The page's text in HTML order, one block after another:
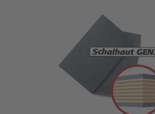
Bildergalerie überspringen